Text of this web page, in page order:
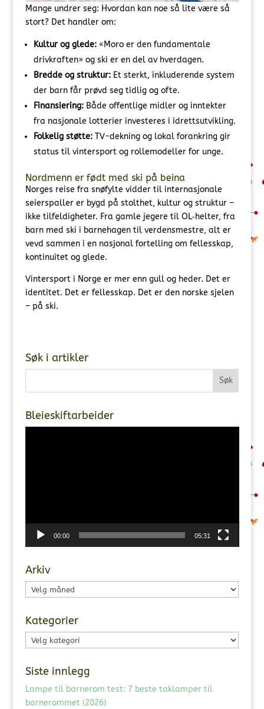
Mange undrer seg: Hvordan kan noe så lite være så
stort? Det handler om:
Kultur og glede:«Moro er den fundamentale
drivkraften» og ski er en del av hverdagen.
Bredde og struktur:Et sterkt, inkluderende system
der barn får prøvd seg tidlig og ofte.
Finansiering:Både offentlige midler og inntekter
fra nasjonale lotterier investeres i idrettsutvikling.
Folkelig støtte:TV-dekning og lokal forankring gir
status til vintersport og rollemodeller for unge.
Nordmenn er født med ski på beina
Norges reise fra snøfylte vidder til internasjonale
seierspaller er bygd på stolthet, kultur og struktur –
ikke tilfeldigheter. Fra gamle jegere til OL‑helter, fra
barn med ski i barnehagen til verdensmestre, alt er
vevd sammen i en nasjonal fortelling om fellesskap,
kontinuitet og glede.
Vintersport i Norge er mer enn gull og heder. Det er
identitet. Det er fellesskap. Det er den norske sjelen
– på ski.
Søk i artikler
Bleieskiftarbeider
00:00 05:31
Arkiv
Arkiv
Kategorier
Kategorier
Siste innlegg
Lampe til barnerom test: 7 beste taklamper til
barnerommet (2026)